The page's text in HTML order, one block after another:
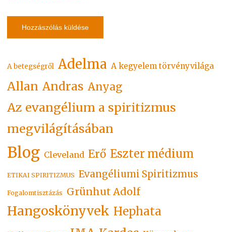
A betegségről Adelma A kegyelem törvényvilága
Allan Andras Anyag
Az evangélium a spiritizmus
megvilágításában
Blog Cleveland Erő Eszter médium
ETIKAI SPIRITIZMUS Evangéliumi Spiritizmus
Fogalomtisztázás Grünhut Adolf
Hangoskönyvek Hephata